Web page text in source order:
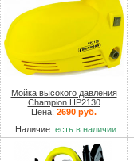
Мойка высокого давления
Champion HP2130
Цена: 2690 руб.
Наличие: есть в наличии